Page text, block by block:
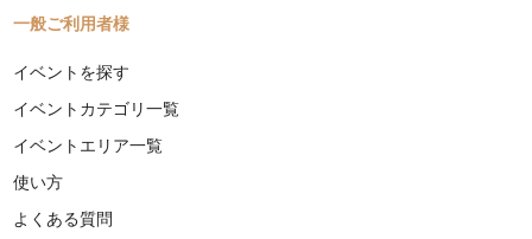
一般ご利用者様
イベントを探す
イベントカテゴリ一覧
イベントエリア一覧
使い方
よくある質問